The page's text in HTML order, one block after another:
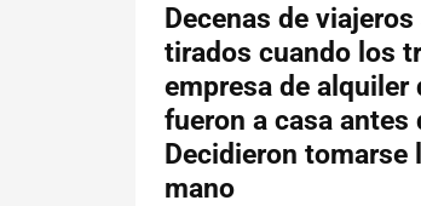
Decenas de
tirados cuando los
empresa de alquiler
fueron a casa antes
Decidieron tomarse
mano